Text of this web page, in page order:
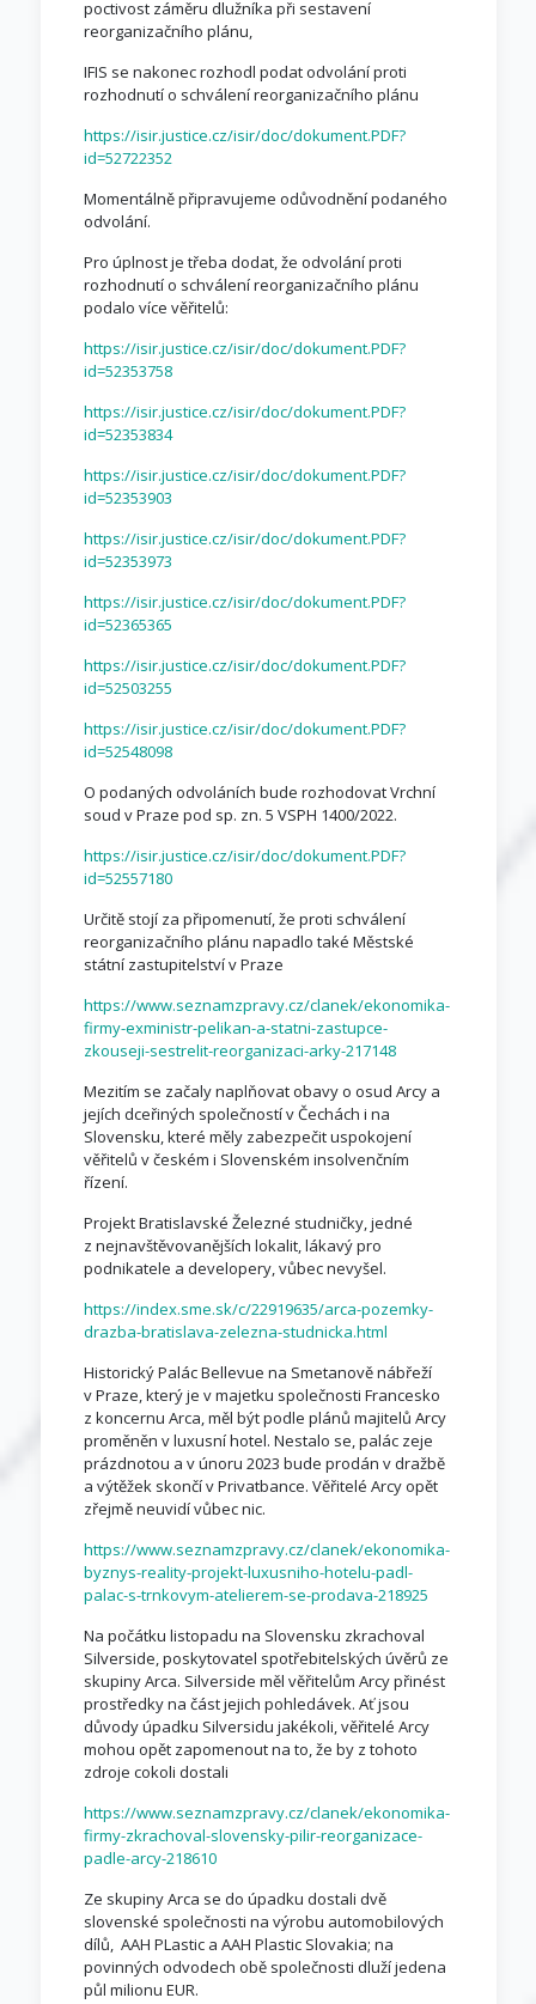
poctivost záměru dlužníka při sestavení
reorganizačního plánu,
IFIS se nakonec rozhodl podat odvolání proti
rozhodnutí o schválení reorganizačního plánu
https://isir.justice.cz/isir/doc/dokument.PDF?
id=52722352
Momentálně připravujeme odůvodnění podaného
odvolání.
Pro úplnost je třeba dodat, že odvolání proti
rozhodnutí o schválení reorganizačního plánu
podalo více věřitelů:
https://isir.justice.cz/isir/doc/dokument.PDF?
id=52353758
https://isir.justice.cz/isir/doc/dokument.PDF?
id=52353834
https://isir.justice.cz/isir/doc/dokument.PDF?
id=52353903
https://isir.justice.cz/isir/doc/dokument.PDF?
id=52353973
https://isir.justice.cz/isir/doc/dokument.PDF?
id=52365365
https://isir.justice.cz/isir/doc/dokument.PDF?
id=52503255
https://isir.justice.cz/isir/doc/dokument.PDF?
id=52548098
O podaných odvoláních bude rozhodovat Vrchní
soud v Praze pod sp. zn. 5 VSPH 1400/2022.
https://isir.justice.cz/isir/doc/dokument.PDF?
id=52557180
Určitě stojí za připomenutí, že proti schválení
reorganizačního plánu napadlo také Městské
státní zastupitelství v Praze
https://www.seznamzpravy.cz/clanek/ekonomika-
firmy-exministr-pelikan-a-statni-zastupce-
zkouseji-sestrelit-reorganizaci-arky-217148
Mezitím se začaly naplňovat obavy o osud Arcy a
jejích dceřiných společností v Čechách i na
Slovensku, které měly zabezpečit uspokojení
věřitelů v českém i Slovenském insolvenčním
řízení.
Projekt Bratislavské Železné studničky, jedné
z nejnavštěvovanějších lokalit, lákavý pro
podnikatele a developery, vůbec nevyšel.
https://index.sme.sk/c/22919635/arca-pozemky-
drazba-bratislava-zelezna-studnicka.html
Historický Palác Bellevue na Smetanově nábřeží
v Praze, který je v majetku společnosti Francesko
z koncernu Arca, měl být podle plánů majitelů Arcy
proměněn v luxusní hotel. Nestalo se, palác zeje
prázdnotou a v únoru 2023 bude prodán v dražbě
a výtěžek skončí v Privatbance. Věřitelé Arcy opět
zřejmě neuvidí vůbec nic.
https://www.seznamzpravy.cz/clanek/ekonomika-
byznys-reality-projekt-luxusniho-hotelu-padl-
palac-s-trnkovym-atelierem-se-prodava-218925
Na počátku listopadu na Slovensku zkrachoval
Silverside, poskytovatel spotřebitelských úvěrů ze
skupiny Arca. Silverside měl věřitelům Arcy přinést
prostředky na část jejich pohledávek. Ať jsou
důvody úpadku Silversidu jakékoli, věřitelé Arcy
mohou opět zapomenout na to, že by z tohoto
zdroje cokoli dostali
https://www.seznamzpravy.cz/clanek/ekonomika-
firmy-zkrachoval-slovensky-pilir-reorganizace-
padle-arcy-218610
Ze skupiny Arca se do úpadku dostali dvě
slovenské společnosti na výrobu automobilových
dílů, AAH PLastic a AAH Plastic Slovakia; na
povinných odvodech obě společnosti dluží jedena
půl milionu EUR.